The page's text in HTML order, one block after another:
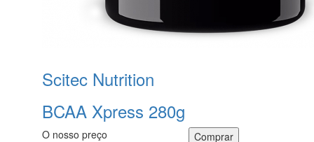
Scitec Nutrition
BCAA Xpress 280g
O nosso preço